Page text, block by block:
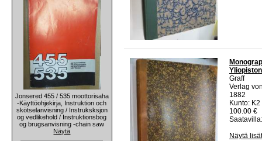
Jonsered 455 / 535 moottorisaha
-Käyttöohjekirja, Instruktion och
skötselanvisning / Instruksksjon
og vedlikehold / Instruktionsbog
og brugsanvisning -chain saw
Näytä
Graff
Verlag
1882
Kunto:
100.00 €
Näytä